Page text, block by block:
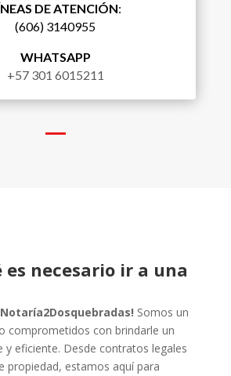
DE ATENCIÓN:
(606) 3140955
WHATSAPP
+57 301 6015211
es necesario ir a una
Somos un
comprometidos con brindarle un
y eficiente. Desde contratos legales
propiedad, estamos aquí para